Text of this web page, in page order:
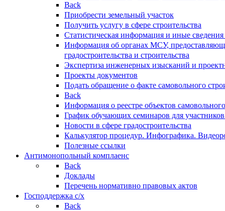
Back
Приобрести земельный участок
Получить услугу в сфере строительства
Статистическая информация и иные сведения
Информация об органах МСУ,
градостроительства и строительства
Экспертиза инженерных изысканий и
Проекты документов
Подать обращение о факте самовольного
Back
Информация о реестре объектов
График обучающих семинаров для участников
Новости в сфере градостроительства
Калькулятор процедур. Инфографика.
Полезные ссылки
Антимонопольный комплаенс
Back
Доклады
Перечень нормативно правовых актов
Господдержка с/х
Back